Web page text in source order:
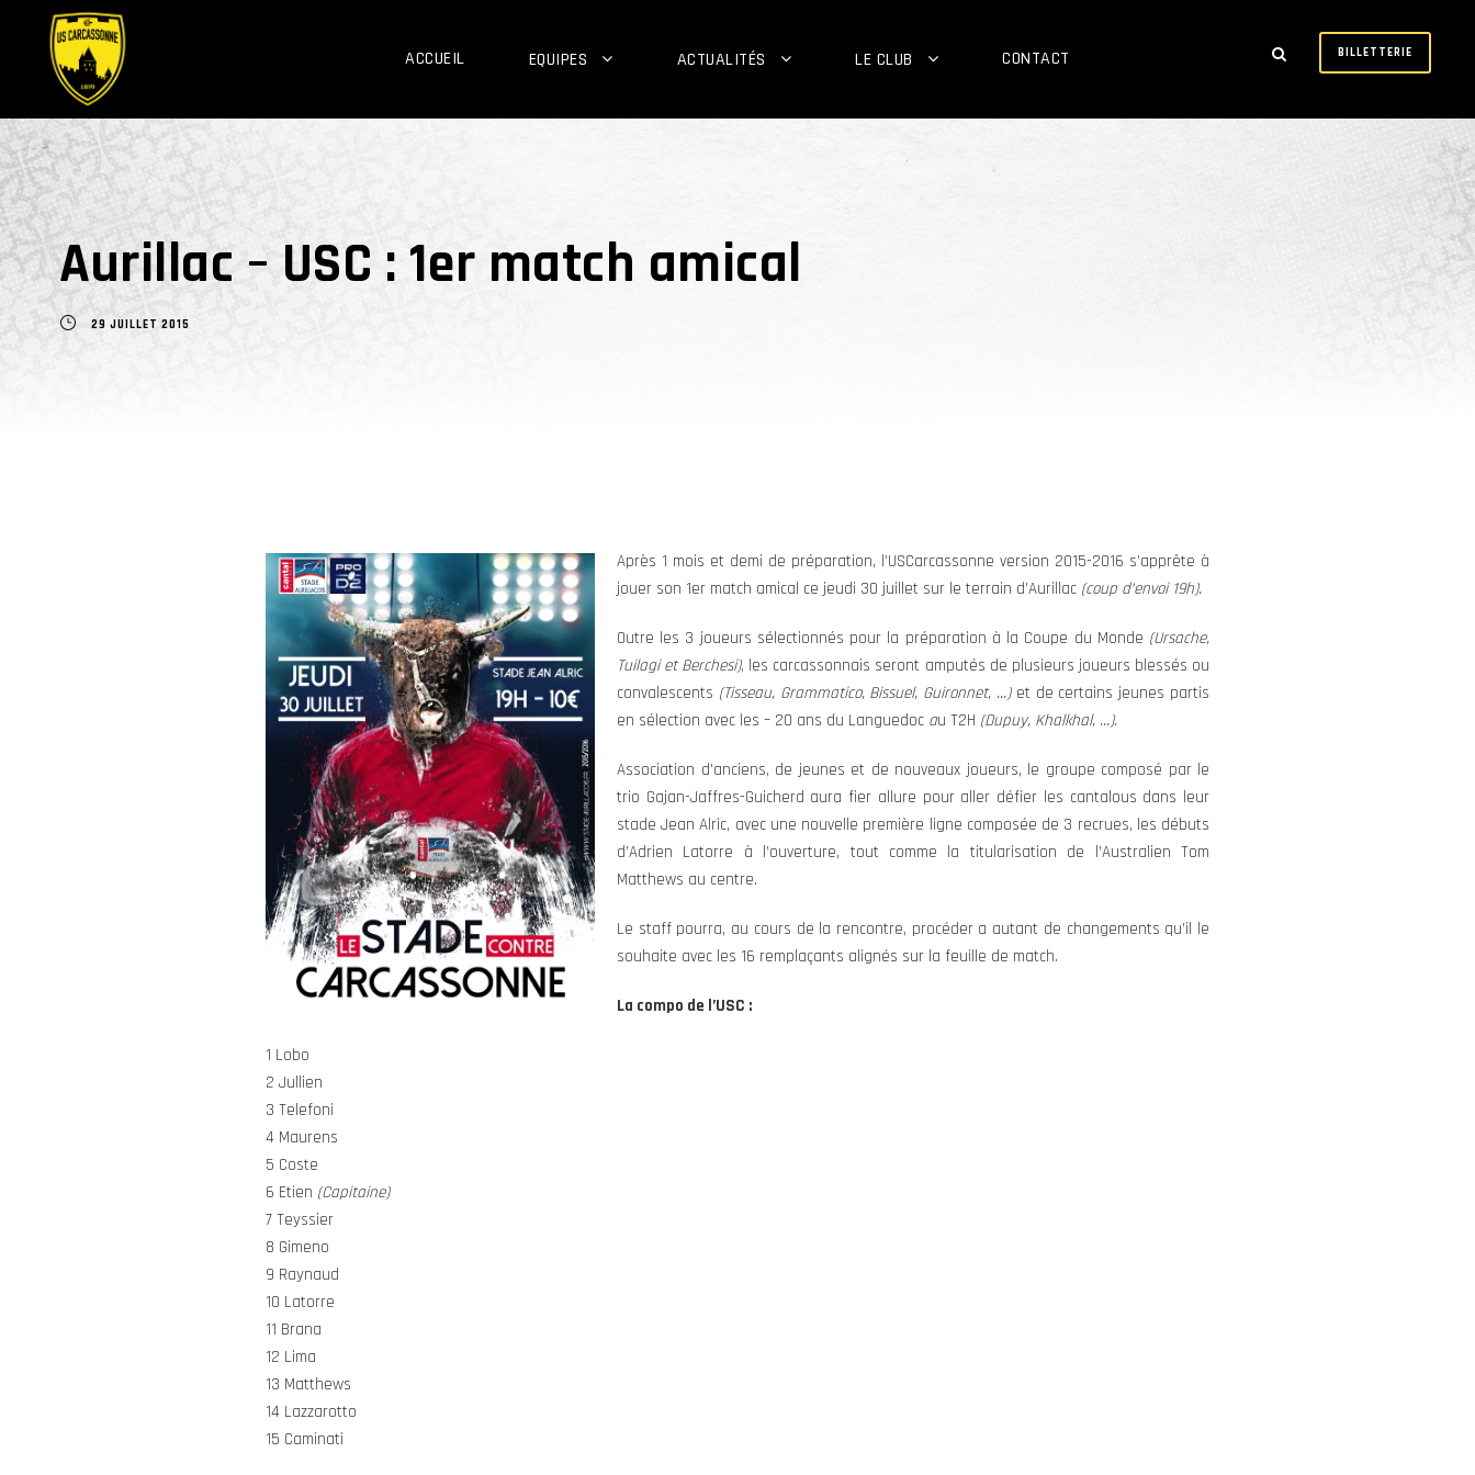
ACCUEIL EQUIPES ACTUALITÉS LE CLUB CONTACT BILLETTERIE
Aurillac – USC : 1er match amical
29 JUILLET 2015
Après 1 mois et demi de préparation, l’USCarcassonne version 2015-2016 s’apprête à
jouer son 1er match amical ce jeudi 30 juillet sur le terrain d’Aurillac (coup d’envoi 19h).
Outre les 3 joueurs sélectionnés pour la préparation à la Coupe du Monde (Ursache,
Tuilagi et Berchesi), les carcassonnais seront amputés de plusieurs joueurs blessés ou
convalescents (Tisseau, Grammatico, Bissuel, Guironnet, …)et de certains jeunes partis
en sélection avec les – 20 ans du Languedoc au T2H (Dupuy, Khalkhal, …).
Association d’anciens, de jeunes et de nouveaux joueurs, le groupe composé par le
trio Gajan-Jaffres-Guicherd aura fier allure pour aller défier les cantalous dans leur
stade Jean Alric, avec une nouvelle première ligne composée de 3 recrues, les débuts
d’Adrien Latorre à l’ouverture, tout comme la titularisation de l’Australien Tom
Matthews au centre.
Le staff pourra, au cours de la rencontre, procéder a autant de changements qu’il le
souhaite avec les 16 remplaçants alignés sur la feuille de match.
La compo de l’USC :
1 Lobo
2 Jullien
3 Telefoni
4 Maurens
5 Coste
6 Etien (Capitaine)
7 Teyssier
8 Gimeno
9 Raynaud
10 Latorre
11 Brana
12 Lima
13 Matthews
14 Lazzarotto
15 Caminati